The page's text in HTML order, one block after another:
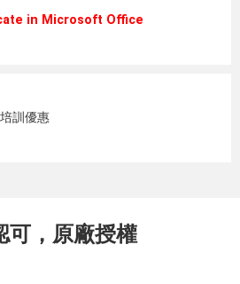
in Microsoft Office
訓優惠
可，原廠授權